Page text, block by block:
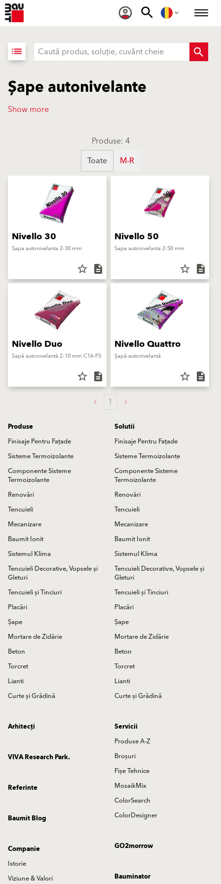
list
Șape autonivelante
Show more
Produse: 4
Toate
M-R
Nivello 30
Sapa autonivelanta 2-30 mm
star_border description
Nivello 50
Sapa autonivelanta 2-50 mm
star_border description
Nivello Duo
Șapă autonivelantă 2-10 mm C16-F5
star_border description
Nivello Quattro
Şapă autonivelantă
star_border description
1
Produse
Finisaje Pentru Fațade
Sisteme Termoizolante
Componente Sisteme
Termoizolante
Renovări
Tencuieli
Mecanizare
Baumit Ionit
Sistemul Klima
Tencuieli Decorative, Vopsele și
Gleturi
Tencuieli și Tinciuri
Placări
Șape
Mortare de Zidărie
Beton
Torcret
Lianti
Curte și Grădină
Solutii
Finisaje Pentru Fațade
Sisteme Termoizolante
Componente Sisteme
Termoizolante
Renovări
Tencuieli
Mecanizare
Baumit Ionit
Sistemul Klima
Tencuieli Decorative, Vopsele și
Gleturi
Tencuieli și Tinciuri
Placări
Șape
Mortare de Zidărie
Beton
Torcret
Lianti
Curte și Grădină
Arhitecți
Servicii
Produse A-Z
Broșuri
Fișe Tehnice
MosaikMix
ColorSearch
ColorDesigner
VIVA Research Park.
Referinte
Baumit Blog
GO2morrow
Companie
Istorie
Viziune & Valori
Bauminator